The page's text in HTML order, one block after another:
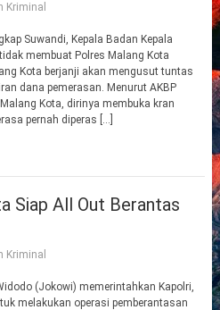
Kriminal
Suwandi, Kepala Badan Kepala
membuat Polres Malang Kota
Kota berjanji akan mengusut tuntas
dana pemerasan. Menurut AKBP
Kota, dirinya membuka kran
pernah diperas […]
Siap All Out Berantas
Kriminal
(Jokowi) memerintahkan Kapolri,
melakukan operasi pemberantasan